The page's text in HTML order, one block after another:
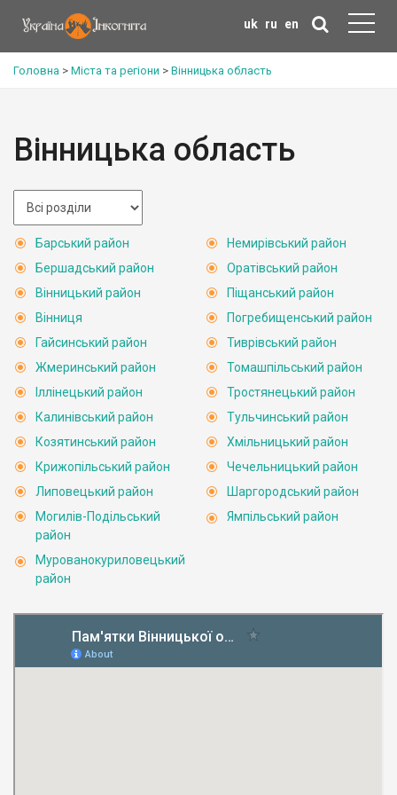
uk ru en
Головна > Міста та регіони > Вінницька область
Вінницька область
Барський район
Бершадський район
Вінницький район
Вінниця
Гайсинський район
Жмеринський район
Іллінецький район
Калинівський район
Козятинський район
Крижопільський район
Липовецький район
Могилів-Подільський
район
Мурованокуриловецький
район
Немирівський район
Оратівський район
Піщанський район
Погребищенський район
Тиврівський район
Томашпільський район
Тростянецький район
Тульчинський район
Хмільницький район
Чечельницький район
Шаргородський район
Ямпільський район